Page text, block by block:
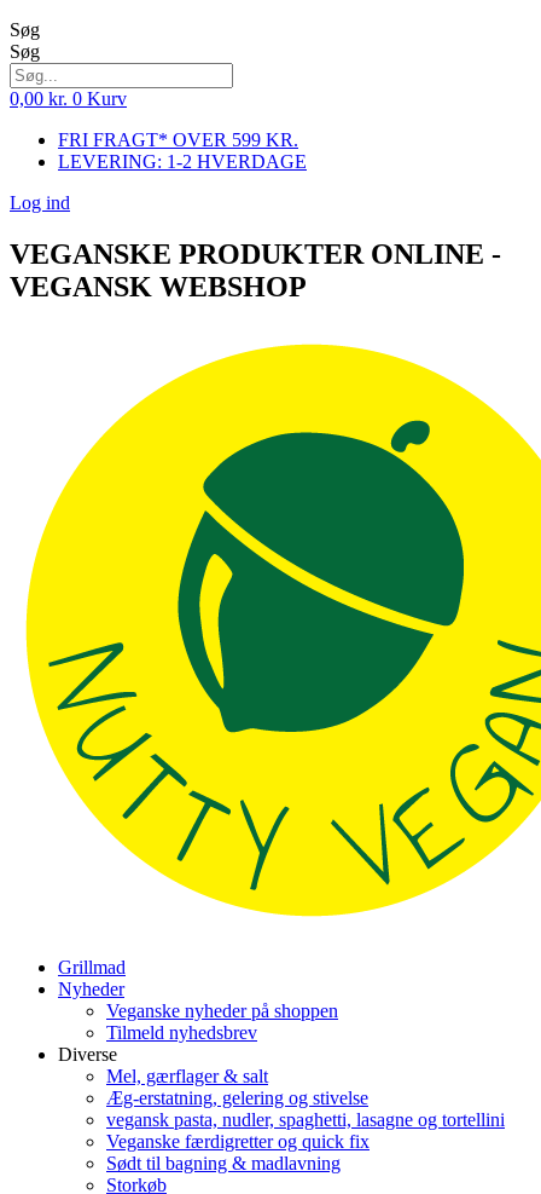
Søg
Søg
0,00 kr. 0 Kurv
FRI FRAGT* OVER 599 KR.
LEVERING: 1-2 HVERDAGE
Log ind
VEGANSKE PRODUKTER ONLINE -
VEGANSK WEBSHOP
Grillmad
Nyheder
Veganske nyheder på shoppen
Tilmeld nyhedsbrev
Diverse
Mel, gærflager & salt
Æg-erstatning, gelering og stivelse
vegansk pasta, nudler, spaghetti, lasagne og tortellini
Veganske færdigretter og quick fix
Sødt til bagning & madlavning
Storkøb